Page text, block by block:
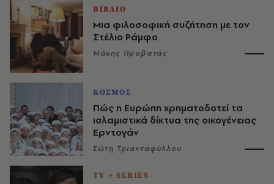
ΒΙΒΛΙΟ
Μια φιλοσοφική συζήτηση με τον
Στέλιο Ράμφο
Μάκης Προβατάς
ΚΟΣΜΟΣ
Πώς η Ευρώπη χρηματοδοτεί τα
ισλαμιστικά δίκτυα της οικογένειας
Ερντογάν
Σώτη Τριανταφύλλου
TV + SERIES